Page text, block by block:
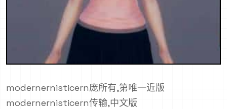
modernernisticern庞所有,第唯一近版
modernernisticern传输,中文版